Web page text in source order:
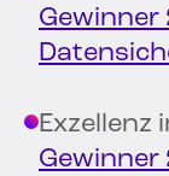
Gewinner
Exzellenz
Gewinner